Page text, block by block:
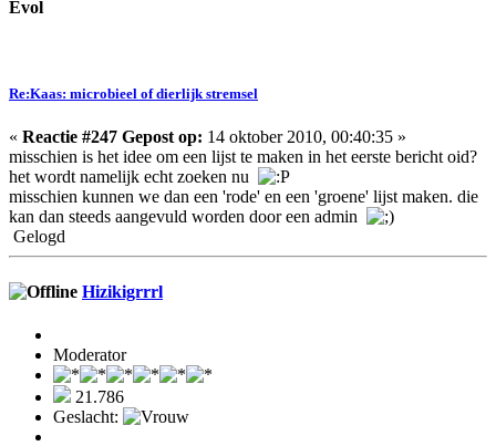
Evol
Re:Kaas: microbieel of dierlijk stremsel
« Reactie #247 Gepost op: 14 oktober 2010, 00:40:35 »
misschien is het idee om een lijst te maken in het eerste bericht oid?
het wordt namelijk echt zoeken nu
misschien kunnen we dan een 'rode' en een 'groene' lijst maken. die
kan dan steeds aangevuld worden door een admin
Gelogd
Hizikigrrrl
Moderator
21.786
Geslacht: